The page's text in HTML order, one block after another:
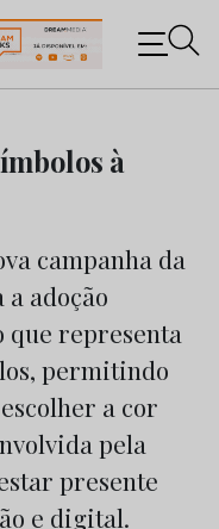
os negócios do
à
campanha da
adoção
que representa
permitindo
a cor
pela
presente
e digital.